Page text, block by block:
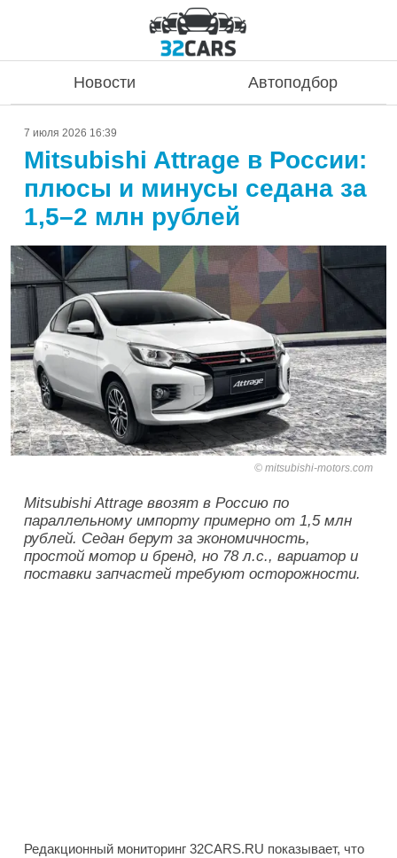
Новости Автоподбор
7 июля 2026 16:39
Mitsubishi Attrage в России:
плюсы и минусы седана за
1,5–2 млн рублей
mitsubishi-motors.com
Mitsubishi Attrage ввозят в Россию по
параллельному импорту примерно от 1,5 млн
рублей. Седан берут за экономичность,
простой мотор и бренд, но 78 л.с., вариатор и
поставки запчастей требуют осторожности.
Редакционный мониторинг 32CARS.RU показывает, что